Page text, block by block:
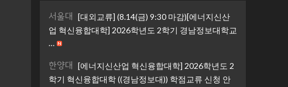
서울대
[대외교류] (8.14(금) 9:30 마감)[에너지신산
업 혁신융합대학] 2026학년도 2학기 경남정보대학교
…
한양대
[에너지신산업 혁신융합대학] 2026학년도 2
학기 혁신융합대학 ((경남정보대)) 학점교류 신청 안